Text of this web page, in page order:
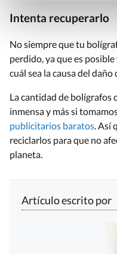
Intenta recuperarlo
No siempre que tu
perdido, ya que es
cuál sea la causa del daño
La cantidad de bolígrafos
inmensa y más si
publicitarios baratos. Así
reciclarlos para que no
planeta.
Artículo escrito por